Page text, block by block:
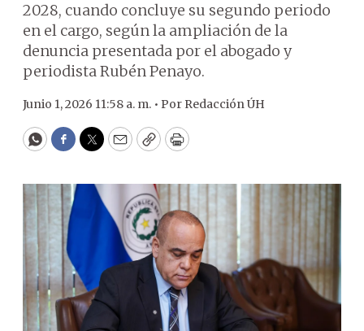
2028, cuando concluye su segundo periodo
en el cargo, según la ampliación de la
denuncia presentada por el abogado y
periodista Rubén Penayo.
Junio 1, 2026 11:58 a. m. • Por Redacción ÚH
WhatsApp
Facebook
Twitter
EmailCopyPrint